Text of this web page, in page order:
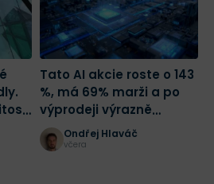
Tato AI akcie roste o 143
%, má 69% marži a po
výprodeji výrazně
zlevnilaOndřej Hlaváč
včera